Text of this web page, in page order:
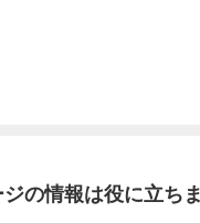
の情報は役に立ち